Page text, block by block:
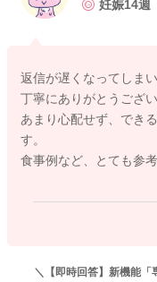
から妊娠糖尿病の診断
われていないのであれ
いますが、
妊娠中はお腹の赤ちゃ
主食・主菜・副菜のそ
正しく食べて必要な栄
まり、食後血糖値が急
妊娠14週
返信が遅くなってしまい
丁寧にありがとうござい
あまり心配せず、でき
す。
食事例など、とても参
＼【即時回答】新機能「